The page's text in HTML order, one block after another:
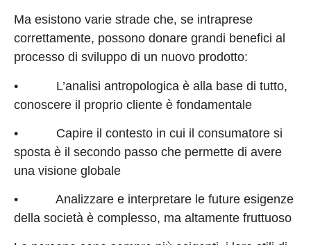
Ma esistono varie strade che, se intraprese
correttamente, possono donare grandi benefici al
processo di sviluppo di un nuovo prodotto:
• L’analisi antropologica è alla base di tutto,
conoscere il proprio cliente è fondamentale
• Capire il contesto in cui il consumatore si
sposta è il secondo passo che permette di avere
una visione globale
• Analizzare e interpretare le future esigenze
della società è complesso, ma altamente fruttuoso